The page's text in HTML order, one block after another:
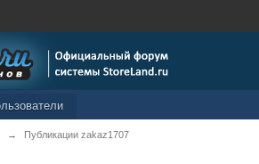
→ Публикации zakaz1707